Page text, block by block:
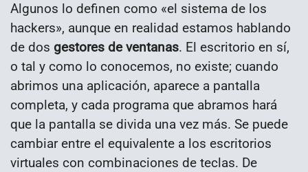
Algunos lo definen como «el sistema de los
hackers», aunque en realidad estamos hablando
de dos gestores de ventanas. El escritorio en sí,
o tal y como lo conocemos, no existe; cuando
abrimos una aplicación, aparece a pantalla
completa, y cada programa que abramos hará
que la pantalla se divida una vez más. Se puede
cambiar entre el equivalente a los escritorios
virtuales con combinaciones de teclas. De